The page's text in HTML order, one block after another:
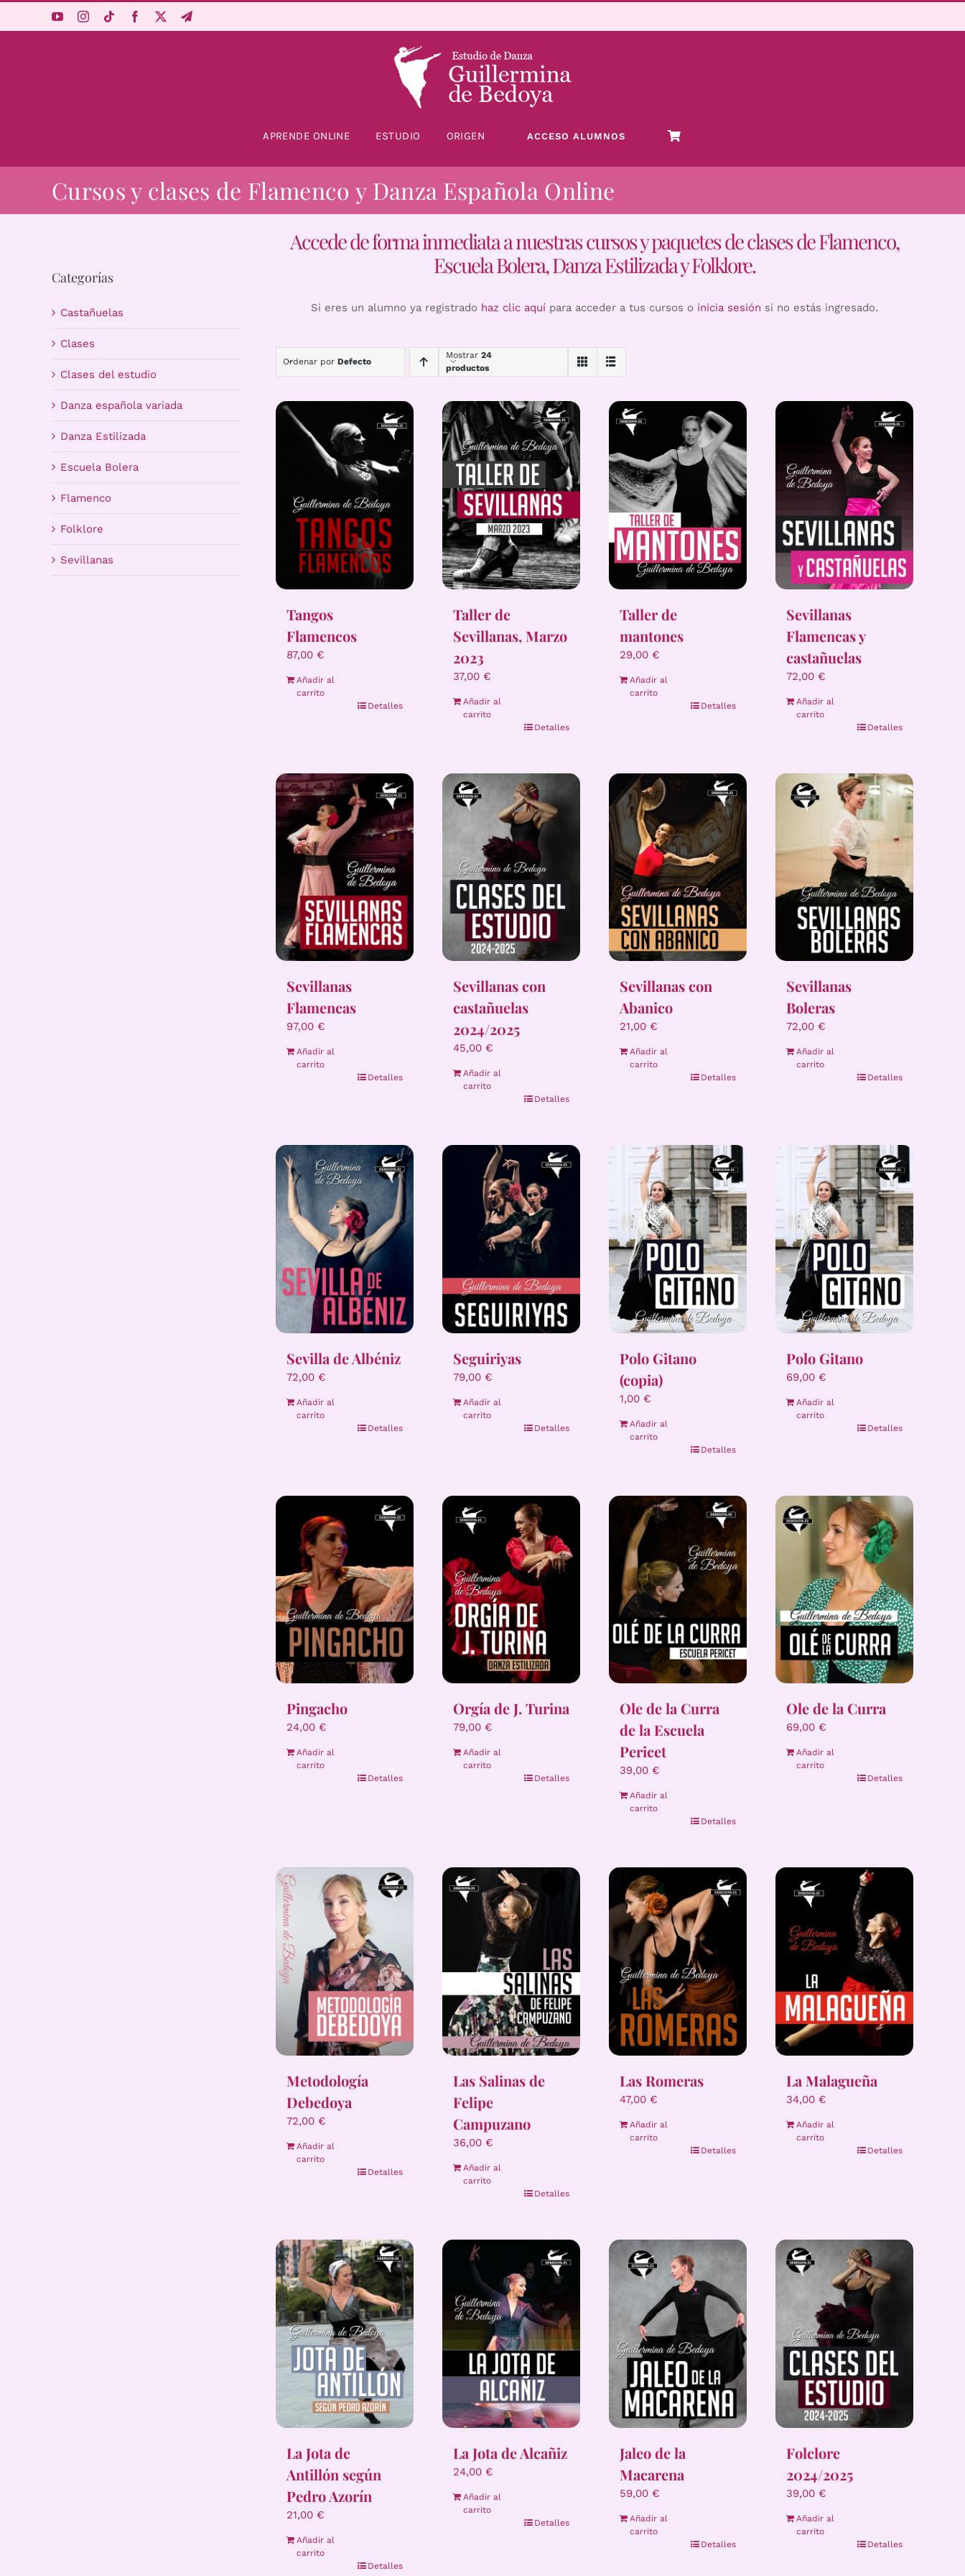
APRENDE ONLINE ESTUDIO ORIGEN ACCESO ALUMNOS
Cursos y clases de Flamenco y Danza Española Online
Categorías
Castañuelas
Clases
Clases del estudio
Danza española variada
Danza Estilizada
Escuela Bolera
Flamenco
Folklore
Sevillanas
Accede de forma inmediata a nuestras cursos y paquetes de clases de Flamenco,
Escuela Bolera, Danza Estilizada y Folklore.
Si eres un alumno ya registrado haz clic aquí para acceder a tus cursos o inicia sesión si no estás ingresado.
Ordenar por Defecto
Mostrar 24
productos
Tangos
Flamencos
87,00 €
Añadir al
carrito
Detalles
Taller de
Sevillanas, Marzo
2023
37,00 €
Añadir al
carrito
Detalles
Taller de
mantones
29,00 €
Añadir al
carrito
Detalles
Sevillanas
Flamencas y
castañuelas
72,00 €
Añadir al
carrito
Detalles
Sevillanas
Flamencas
97,00 €
Añadir al
carrito
Detalles
Sevillanas con
castañuelas
2024/2025
45,00 €
Añadir al
carrito
Detalles
Sevillanas con
Abanico
21,00 €
Añadir al
carrito
Detalles
Sevillanas
Boleras
72,00 €
Añadir al
carrito
Detalles
Sevilla de Albéniz
72,00 €
Añadir al
carrito
Detalles
Seguiriyas
79,00 €
Añadir al
carrito
Detalles
Polo Gitano
(copia)
1,00 €
Añadir al
carrito
Detalles
Polo Gitano
69,00 €
Añadir al
carrito
Detalles
Pingacho
24,00 €
Añadir al
carrito
Detalles
Orgía de J. Turina
79,00 €
Añadir al
carrito
Detalles
Ole de la Curra
de la Escuela
Pericet
39,00 €
Añadir al
carrito
Detalles
Ole de la Curra
69,00 €
Añadir al
carrito
Detalles
Metodología
Debedoya
72,00 €
Añadir al
carrito
Detalles
Las Salinas de
Felipe
Campuzano
36,00 €
Añadir al
carrito
Detalles
Las Romeras
47,00 €
Añadir al
carrito
Detalles
La Malagueña
34,00 €
Añadir al
carrito
Detalles
La Jota de
Antillón según
Pedro Azorín
21,00 €
Añadir al
carrito
Detalles
La Jota de Alcañiz
24,00 €
Añadir al
carrito
Detalles
Jaleo de la
Macarena
59,00 €
Añadir al
carrito
Detalles
Folclore
2024/2025
39,00 €
Añadir al
carrito
Detalles